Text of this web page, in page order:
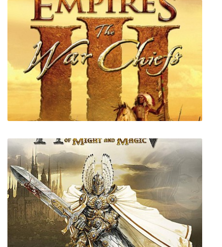
In Celebration of Violence
Age of Empires 3